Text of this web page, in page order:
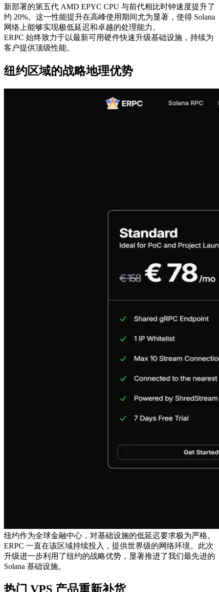
新部署的第五代 AMD EPYC CPU 与前代相比时钟速度提升了
约 20%。这一性能提升在高峰使用期间尤为显著，使得 Solana
网络上能够实现极低延迟和卓越的处理能力。
ERPC 始终致力于以最新可用硬件快速升级基础设施，持续为
客户提供顶级性能。
纽约区域的战略地理优势
纽约作为全球金融中心，对基础设施的低延迟要求极为严格。
ERPC 一直在该区域持续投入，提供世界级的网络环境。此次
升级进一步利用了纽约的战略优势，显著推进了我们最先进的
Solana 基础设施。
热门 VPS 产品重新补货